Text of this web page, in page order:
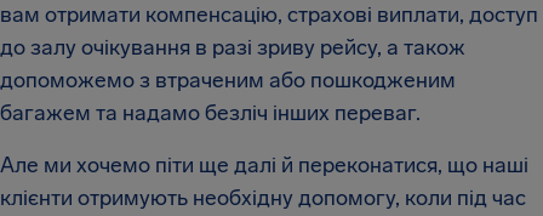
вам отримати компенсацію, страхові виплати, доступ
до залу очікування в разі зриву рейсу, а також
допоможемо з втраченим або пошкодженим
багажем та надамо безліч інших переваг.
Але ми хочемо піти ще далі й переконатися, що наші
клієнти отримують необхідну допомогу, коли під час